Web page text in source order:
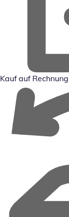
Kauf auf Rechnung